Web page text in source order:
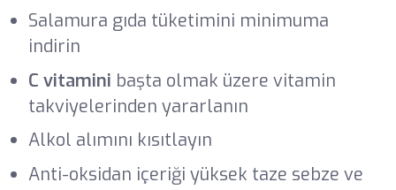
Salamura gıda tüketimini minimuma
indirin
C vitamini başta olmak üzere vitamin
takviyelerinden yararlanın
Alkol alımını kısıtlayın
Anti-oksidan içeriği yüksek taze sebze ve